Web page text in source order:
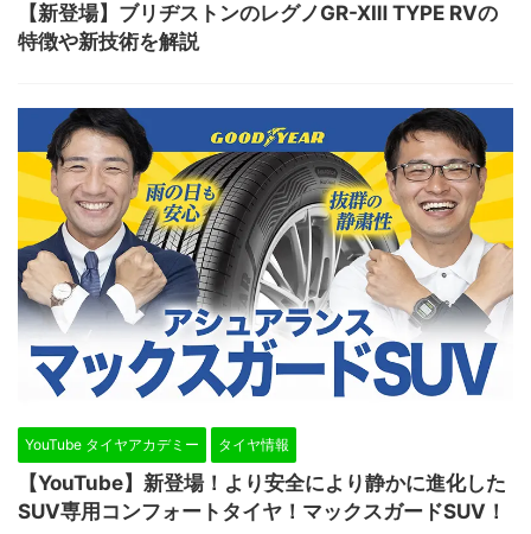
【新登場】ブリヂストンのレグノGR-XⅢ TYPE RVの
特徴や新技術を解説
YouTube タイヤアカデミー タイヤ情報
【YouTube】新登場！より安全により静かに進化した
SUV専用コンフォートタイヤ！マックスガードSUV！